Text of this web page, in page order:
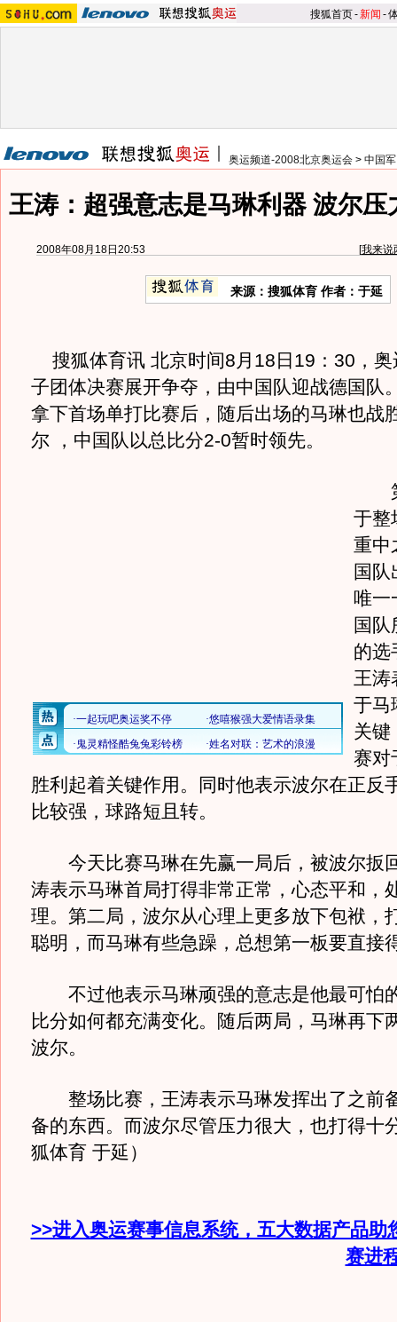
搜狐首页-新闻 -
奥运频道-2008北京奥运会 > 中国
王涛：超强意志是马琳利器 波尔压
2008年08月18日20:53 [我来说
来源：搜狐体育 作者：于延
搜狐体育讯 北京时间8月18日19：30，奥
子团体决赛展开争夺，由中国队迎战德国队
拿下首场单打比赛后，随后出场的马琳也战
尔 ，中国队以总比分2-0暂时领先。
第
于整
重中
国队
唯一
国队
的选
王涛
于马
关键
赛对
胜利起着关键作用。同时他表示波尔在正反
比较强，球路短且转。
今天比赛马琳在先赢一局后，被波尔扳
涛表示马琳首局打得非常正常，心态平和，
理。第二局，波尔从心理上更多放下包袱，
聪明，而马琳有些急躁，总想第一板要直接
不过他表示马琳顽强的意志是他最可怕
比分如何都充满变化。随后两局，马琳再下
波尔。
整场比赛，王涛表示马琳发挥出了之前
备的东西。而波尔尽管压力很大，也打得十
狐体育 于延）
>>进入奥运赛事信息系统，五大数据产品助
赛进